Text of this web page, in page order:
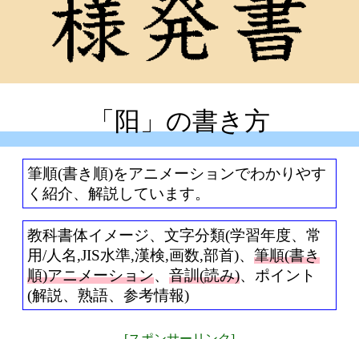
「阳」の書き方
筆順(書き順)をアニメーションでわかりやす
く紹介、解説しています。
教科書体イメージ、文字分類(学習年度、常
用/人名,JIS水準,漢検,画数,部首)、 筆順(書き
順)アニメーション、 音訓(読み)、ポイント
(解説、熟語、参考情報)